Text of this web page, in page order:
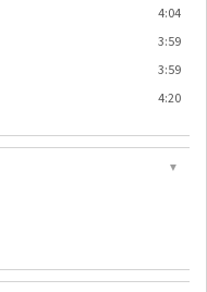
4:04
3:59
3:59
4:20
▼